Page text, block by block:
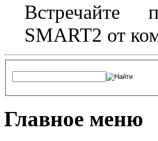
Встречайте
SMART2 от
Главное меню